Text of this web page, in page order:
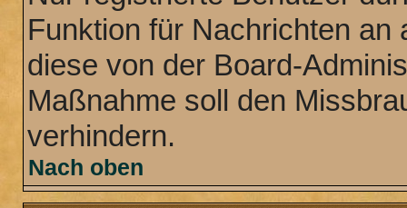
Funktion für Nachrichten
diese von der Board-
Maßnahme soll den
verhindern.
Nach oben